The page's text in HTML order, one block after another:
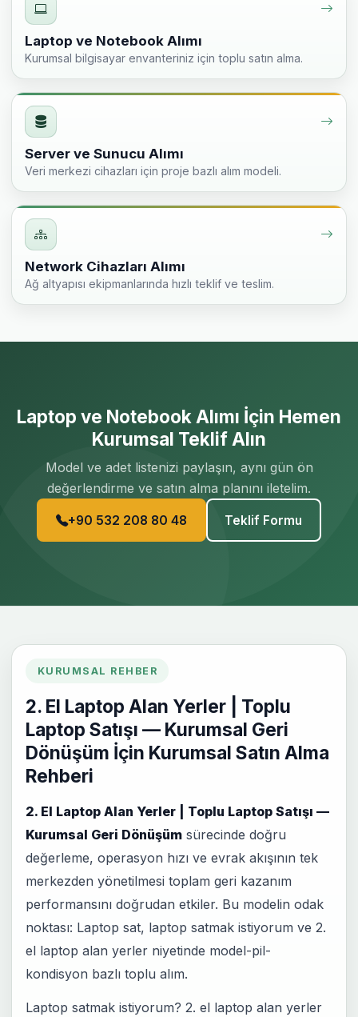
Laptop ve Notebook Alımı
Kurumsal bilgisayar envanteriniz için toplu satın alma.
Server ve Sunucu Alımı
Veri merkezi cihazları için proje bazlı alım modeli.
Network Cihazları Alımı
Ağ altyapısı ekipmanlarında hızlı teklif ve teslim.
Laptop ve Notebook Alımı İçin Hemen
Kurumsal Teklif Alın
Model ve adet listenizi paylaşın, aynı gün ön
değerlendirme ve satın alma planını iletelim.
+90 532 208 80 48 Teklif Formu
KURUMSAL REHBER
2. El Laptop Alan Yerler | Toplu
Laptop Satışı — Kurumsal Geri
Dönüşüm İçin Kurumsal Satın Alma
Rehberi
2. El Laptop Alan Yerler | Toplu Laptop Satışı —
Kurumsal Geri Dönüşüm sürecinde doğru
değerleme, operasyon hızı ve evrak akışının tek
merkezden yönetilmesi toplam geri kazanım
performansını doğrudan etkiler. Bu modelin odak
noktası: Laptop sat, laptop satmak istiyorum ve 2.
el laptop alan yerler niyetinde model-pil-
kondisyon bazlı toplu alım.
Laptop satmak istiyorum? 2. el laptop alan yerler